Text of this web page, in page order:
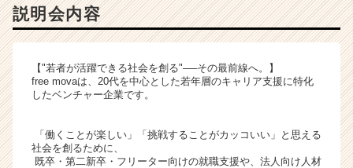
が
届
く
活
説明会内容
【"若者が活躍できる社会を創る"──その最前線へ。】
free movaは、20代を中心とした若年層のキャリア支援に特化
したベンチャー企業です。
「働くことが楽しい」「挑戦することがカッコいい」と思える
社会を創るために、
既卒・第二新卒・フリーター向けの就職支援や、法人向け人材